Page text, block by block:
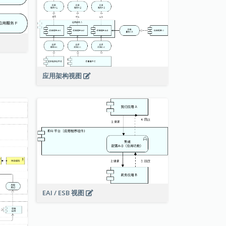
应用架构视图
EAI / ESB 视图